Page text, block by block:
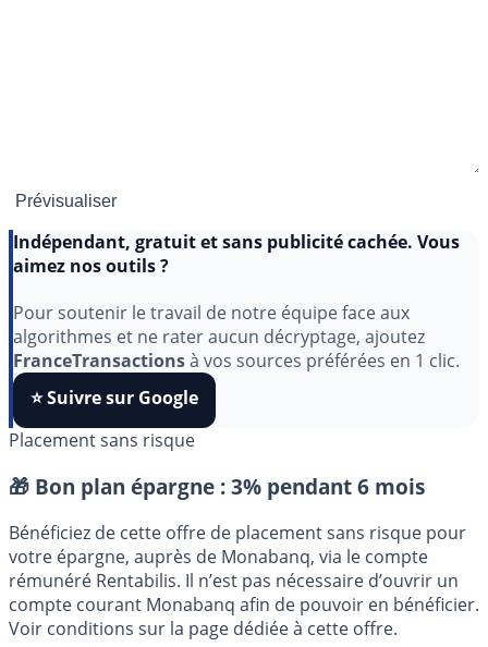
Indépendant, gratuit et sans publicité cachée. Vous
Pour soutenir le travail de notre équipe face aux
algorithmes et ne rater aucun décryptage, ajoutez
FranceTransactionsà vos sources préférées en 1 clic.
⭐️ Suivre sur Google
Placement sans risque
🎁 Bon plan épargne : 3% pendant 6 mois
Bénéficiez de cette offre de placement sans risque pour
votre épargne, auprès de Monabanq, via le compte
rémunéré Rentabilis. Il n’est pas nécessaire d’ouvrir un
compte courant Monabanq afin de pouvoir en bénéficier.